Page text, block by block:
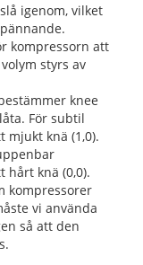
igenom, vilket
kompressorn att
styrs av
knee
För subtil
mjukt knä (1,0).
hårt knä (0,0).
kompressorer
vi använda
så att den